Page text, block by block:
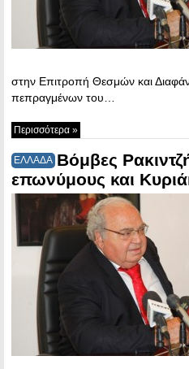
στην Επιτροπή Θεσμών και
πεπραγμένων του…
Περισσότερα »
ΕΛΛΑΔΑ Βόμβες
επωνύμους και